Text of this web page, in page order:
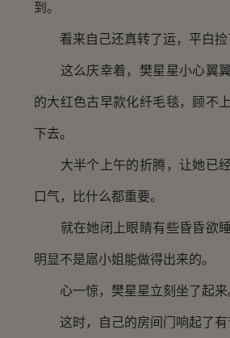
到。
看来自己还真转了运，平白捡
这么庆幸着，樊星星小心翼翼
的大红色古早款化纤毛毯，顾不
下去。
大半个上午的折腾，让她已经
口气，比什么都重要。
就在她闭上眼睛有些昏昏欲睡
明显不是扈小姐能做得出来的。
心一惊，樊星星立刻坐了起来
这时，自己的房间门响起了有